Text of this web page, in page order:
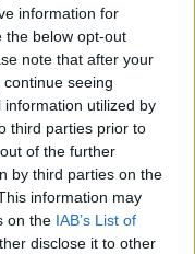
information for
the below opt-out
note that after your
seeing
utilized by
third parties prior to
of the further
by third parties on the
information may
on the IAB’s List of
disclose it to other
ψηλά και